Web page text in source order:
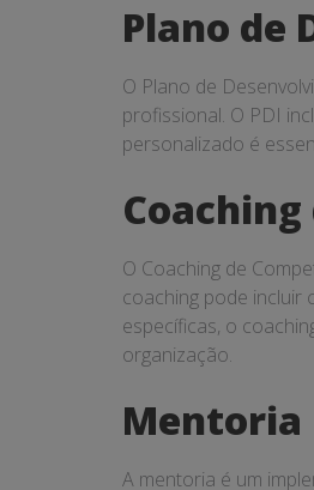
Plano de
O Plano de
profissional. O PDI
personalizado é
O Coaching de
coaching pode incluir
específicas, o
organização.
Mentoria
A mentoria é um